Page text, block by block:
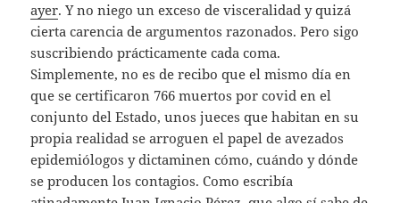
ayer. Y no niego un exceso de visceralidad y quizá
cierta carencia de argumentos razonados. Pero sigo
suscribiendo prácticamente cada coma.
Simplemente, no es de recibo que el mismo día en
que se certificaron 766 muertos por covid en el
conjunto del Estado, unos jueces que habitan en su
propia realidad se arroguen el papel de avezados
epidemiólogos y dictaminen cómo, cuándo y dónde
se producen los contagios. Como escribía